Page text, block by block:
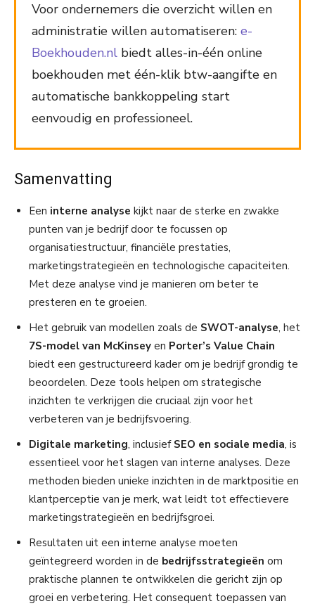
Voor ondernemers die overzicht willen en
administratie willen automatiseren: e-
Boekhouden.nl biedt alles-in-één online
boekhouden met één-klik btw-aangifte en
automatische bankkoppeling start
eenvoudig en professioneel.
Samenvatting
Een interne analyse kijkt naar de sterke en zwakke
punten van je bedrijf door te focussen op
organisatiestructuur, financiële prestaties,
marketingstrategieën en technologische capaciteiten.
Met deze analyse vind je manieren om beter te
presteren en te groeien.
Het gebruik van modellen zoals de SWOT-analyse, het
7S-model van McKinsey en Porter’s Value Chain
biedt een gestructureerd kader om je bedrijf grondig te
beoordelen. Deze tools helpen om strategische
inzichten te verkrijgen die cruciaal zijn voor het
verbeteren van je bedrijfsvoering.
Digitale marketing, inclusief SEO en sociale media, is
essentieel voor het slagen van interne analyses. Deze
methoden bieden unieke inzichten in de marktpositie en
klantperceptie van je merk, wat leidt tot effectievere
marketingstrategieën en bedrijfsgroei.
Resultaten uit een interne analyse moeten
geïntegreerd worden in de bedrijfsstrategieën om
praktische plannen te ontwikkelen die gericht zijn op
groei en verbetering. Het consequent toepassen van